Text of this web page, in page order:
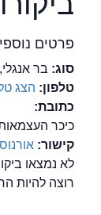
פרטים
סוג: בר
טלפון: הצג
כתובת:
כיכר העצמאות 13,
קישור:אורנוס
לא נמצאו
רוצה להיות